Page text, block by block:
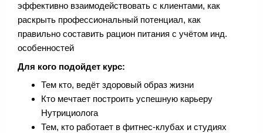
эффективно взаимодействовать с клиентами, как
раскрыть профессиональный потенциал, как
правильно составить рацион питания с учётом инд.
особенностей
Для кого подойдет курс:
Тем кто, ведёт здоровый образ жизни
Кто мечтает построить успешную карьеру
Нутрициолога
Тем, кто работает в фитнес-клубах и студиях